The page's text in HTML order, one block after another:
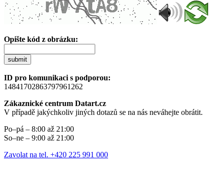
Opište kód z obrázku:
submit
ID pro komunikaci s podporou:
14841702863797961262
Zákaznické centrum Datart.cz
V případě jakýchkoliv jiných dotazů se na nás neváhejte obrátit.
Po–pá – 8:00 až 21:00
So–ne – 9:00 až 21:00
Zavolat na tel. +420 225 991 000